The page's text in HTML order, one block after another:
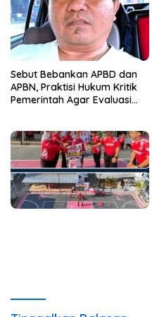
Sebut Bebankan APBD dan
APBN, Praktisi Hukum Kritik
Pemerintah Agar Evaluasi